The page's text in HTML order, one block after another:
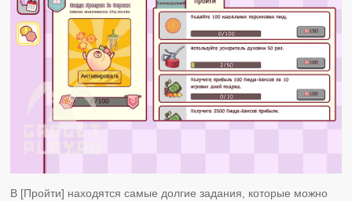
В [Пройти] находятся самые долгие задания, которые можно